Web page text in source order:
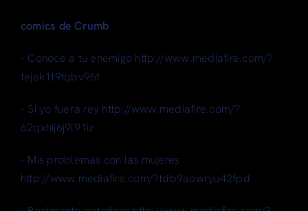
comics de Crumb
– Conoce a tu enemigo http://www.mediafire.com/?
tejek1t9fqbv96f
– Si yo fuera rey http://www.mediafire.com/?
62qxhij6j9l91iz
– Mis problemas con las mujeres
http://www.mediafire.com/?tdb9aowryu42fpd